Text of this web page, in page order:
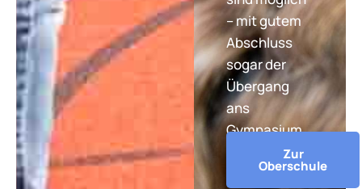
– mit gutem
Abschluss
sogar der
Übergang
ans
Gymnasium.
Zur
Oberschule